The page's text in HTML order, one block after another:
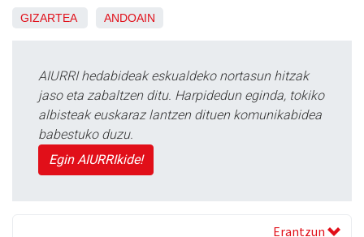
GIZARTEA ANDOAIN
AIURRI hedabideak eskualdeko nortasun hitzak
jaso eta zabaltzen ditu. Harpidedun eginda, tokiko
albisteak euskaraz lantzen dituen komunikabidea
babestuko duzu.
Egin AIURRIkide!
Erantzun